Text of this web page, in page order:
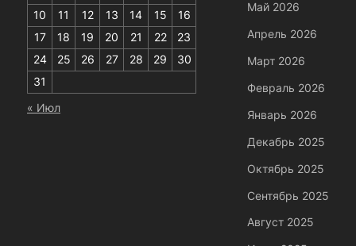
10
11 12 13 14 15
16
17
18 19 20 21 22
23
24
25 26 27 28 29
30
31
« Июл
Май 2026
Апрель 2026
Март 2026
Февраль 2026
Январь 2026
Декабрь 2025
Октябрь 2025
Сентябрь 2025
Август 2025